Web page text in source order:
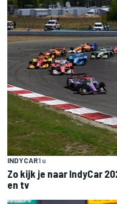
INDYCAR1 u
Zo kijk je naar IndyCar
en tv